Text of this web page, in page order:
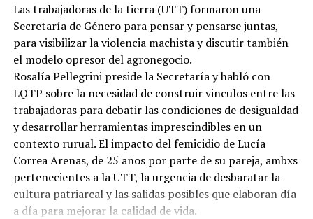
Las trabajadoras de la tierra (UTT) formaron una
Secretaría de Género para pensar y pensarse juntas,
para visibilizar la violencia machista y discutir también
el modelo opresor del agronegocio.
Rosalía Pellegrini preside la Secretaría y habló con
LQTP sobre la necesidad de construir vinculos entre las
trabajadoras para debatir las condiciones de desigualdad
y desarrollar herramientas imprescindibles en un
contexto rurual. El impacto del femicidio de Lucía
Correa Arenas, de 25 años por parte de su pareja, ambxs
pertenecientes a la UTT, la urgencia de desbaratar la
cultura patriarcal y las salidas posibles que elaboran día
a día para mejorar la calidad de vida.